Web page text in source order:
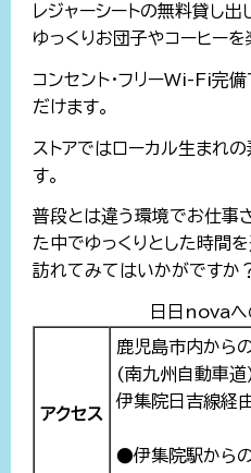
レジャーシートの無料貸し
ゆっくりお団子やコーヒーを
コンセント・フリーWi-Fi完
だけます。
ストアではローカル生まれ
す。
普段とは違う環境でお仕事
た中でゆっくりとした時間
訪れてみてはいかがですか
日日novaへ
アクセス
鹿児島市内から
(南九州自動車
伊集院日吉線経
●伊集院駅から